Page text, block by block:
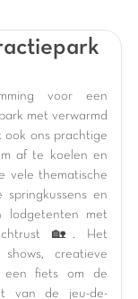
voor een
met verwarmd
ook ons prachtige
af te koelen en
vele thematische
springkussens en
lodgetenten met
🏡. Het
creatieve
een fiets om de
van de jeu-de-